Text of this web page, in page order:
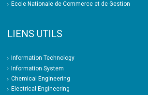
Ecole Nationale de Commerce et de Gestion
LIENS UTILS
Information Technology
Information System
Chemical Engineering
Electrical Engineering